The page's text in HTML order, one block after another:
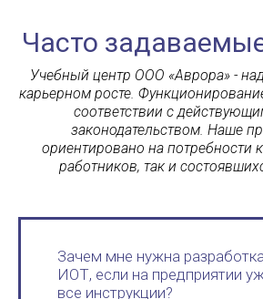
Часто
Учебный центр ООО «Аврора» -
карьерном росте.
соответствии с
законодательством. Наше
ориентировано на потребности
работников, так и
Зачем мне нужна
ИОТ, если на предприятии
все инструкции?